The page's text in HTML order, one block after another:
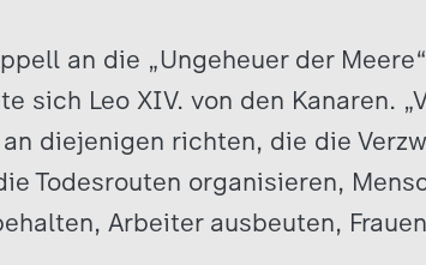
an die „Ungeheuer der
sich Leo XIV. von den Kanaren.
diejenigen richten, die die
Todesrouten organisieren,
Arbeiter ausbeuten,